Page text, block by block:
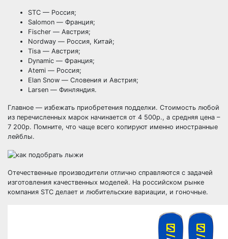
STC — Россия;
Salomon — Франция;
Fischer — Австрия;
Nordway — Россия, Китай;
Tisa — Австрия;
Dynamic — Франция;
Atemi — Россия;
Elan Snow — Словения и Австрия;
Larsen — Финляндия.
Главное — избежать приобретения подделки. Стоимость любой
из перечисленных марок начинается от 4 500р., а средняя цена –
7 200р. Помните, что чаще всего копируют именно иностранные
лейблы.
Отечественные производители отлично справляются с задачей
изготовления качественных моделей. На российском рынке
компания STC делает и любительские вариации, и гоночные.